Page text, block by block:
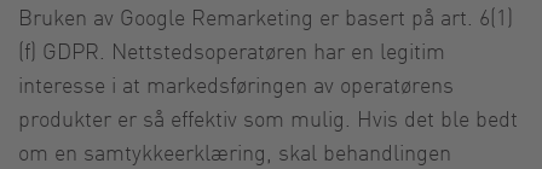
Bruken av Google Remarketing er basert på art. 6(1)
(f) GDPR. Nettstedsoperatøren har en legitim
interesse i at markedsføringen av operatørens
produkter er så effektiv som mulig. Hvis det ble bedt
om en samtykkeerklæring, skal behandlingen